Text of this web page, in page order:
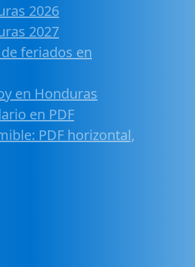
2026
2027
feriados en
en Honduras
en PDF
PDF horizontal,